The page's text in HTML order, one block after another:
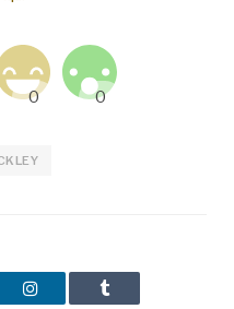
LinkedIn Tumblr